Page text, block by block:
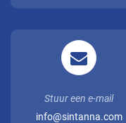
Stuur een e-mail
info@sintanna.com